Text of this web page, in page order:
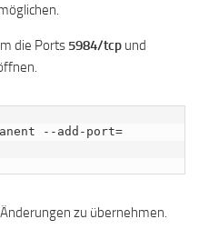
die Ports 5984/tcp und
--add-port=
zu übernehmen.